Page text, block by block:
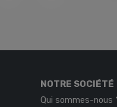
NOTRE SOCIÉTÉ
Qui sommes-nous